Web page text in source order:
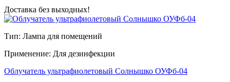
Доставка без выходных!
Тип: Лампа для помещений
Применение: Для дезинфекции
Облучатель ультрафиолетовый Солнышко ОУФб-04